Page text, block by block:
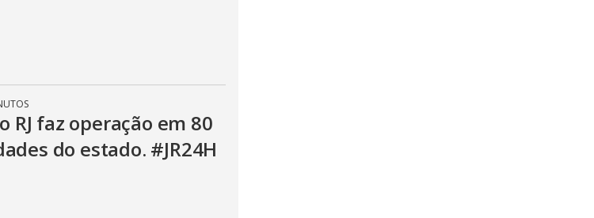
RJ faz operação em 80
do estado. #JR24H